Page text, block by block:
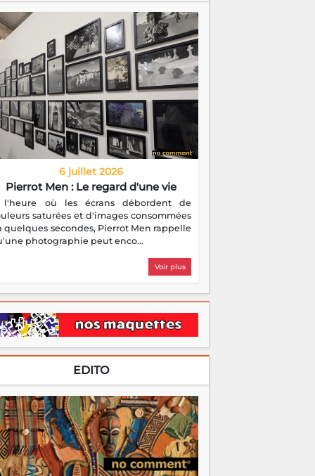
6 juillet 2026
Pierrot Men : Le regard d'une vie
l'heure où les écrans débordent de
saturées et d'images consommées
quelques secondes, Pierrot Men rappelle
photographie peut enco...
Voir plus
EDITO